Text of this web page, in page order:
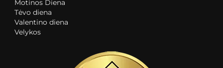
Motinos Diena
Tėvo diena
Valentino diena
Velykos